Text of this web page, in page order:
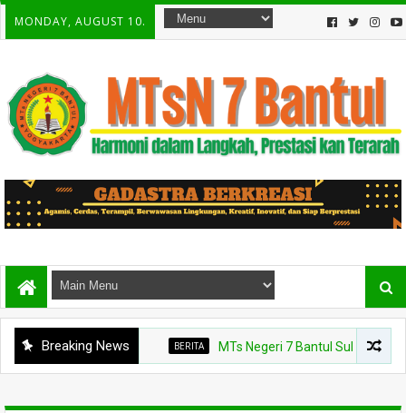
MONDAY, AUGUST 10.
Breaking News MTs Negeri 7 Bantul Sukseskan